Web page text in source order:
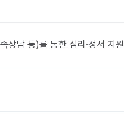
상담 등)를 통한 심리·정서 지원